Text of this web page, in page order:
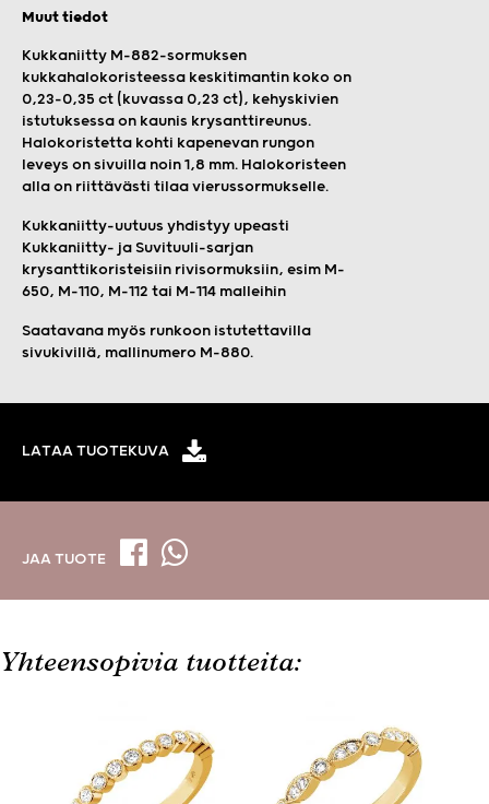
Muut tiedot
Kukkaniitty M-882-sormuksen
kukkahalokoristeessa keskitimantin koko on
0,23–0,35 ct (kuvassa 0,23 ct), kehyskivien
istutuksessa on kaunis krysanttireunus.
Halokoristetta kohti kapenevan rungon
leveys on sivuilla noin 1,8 mm. Halokoristeen
alla on riittävästi tilaa vierussormukselle.
Kukkaniitty-uutuus yhdistyy upeasti
Kukkaniitty- ja Suvituuli-sarjan
krysanttikoristeisiin rivisormuksiin, esim M-
650, M-110, M-112 tai M-114 malleihin
Saatavana myös runkoon istutettavilla
sivukivillä, mallinumero M-880.
LATAA TUOTEKUVA
JAA TUOTE
Yhteensopivia tuotteita: